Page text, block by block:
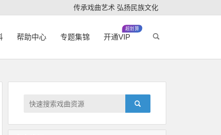
传承戏曲艺术 弘扬民族文化
帮助中心 专题集锦 开通VIP
超划算